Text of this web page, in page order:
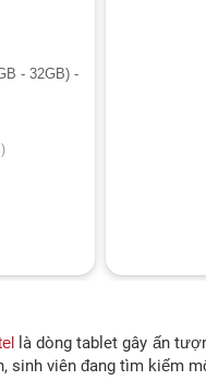
- 32GB) -
là dòng tablet gây ấn
sinh viên đang tìm kiếm